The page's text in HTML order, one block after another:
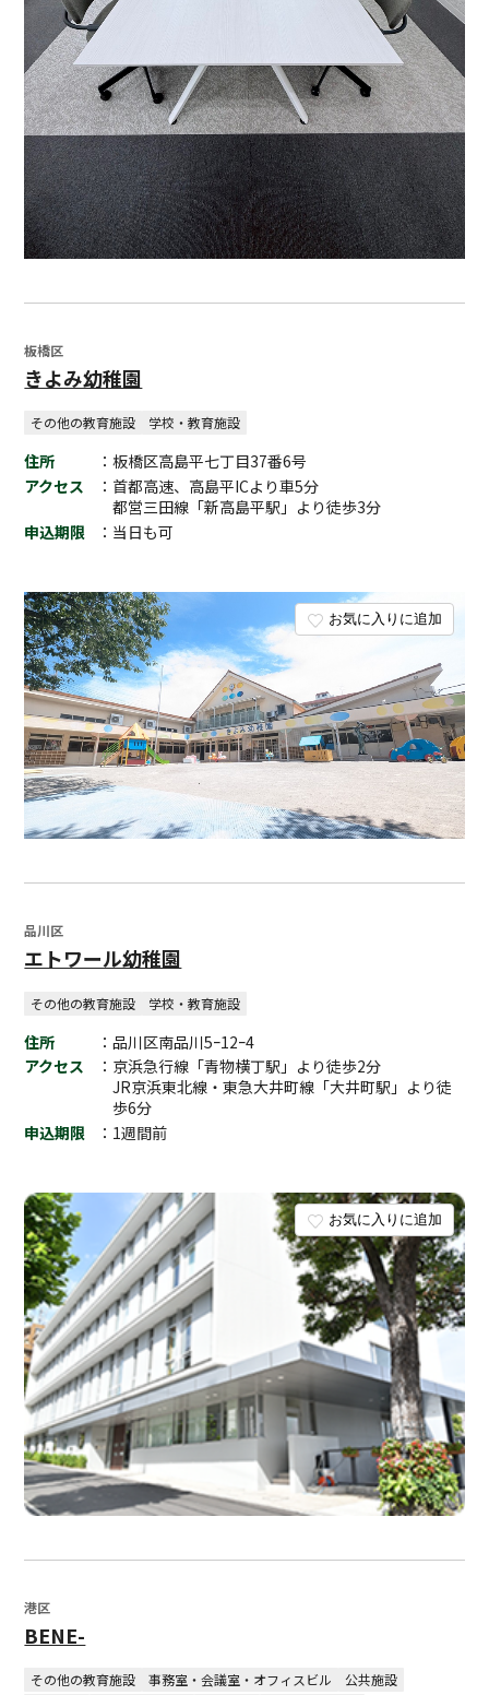
お気に入りに追加
板橋区
きよみ幼稚園
その他の教育施設 学校・教育施設
住所
：板橋区高島平七丁目37番6号
アクセス
：首都高速、高島平ICより車5分
都営三田線「新高島平駅」より徒歩3分
申込期限
：当日も可
お気に入りに追加
品川区
エトワール幼稚園
その他の教育施設 学校・教育施設
住所
：品川区南品川5ｰ12ｰ4
アクセス
：京浜急行線「青物横丁駅」より徒歩2分
JR京浜東北線・東急大井町線「大井町駅」より徒
歩6分
申込期限
：1週間前
港区
BENE-
その他の教育施設 事務室・会議室・オフィスビル
公共施設